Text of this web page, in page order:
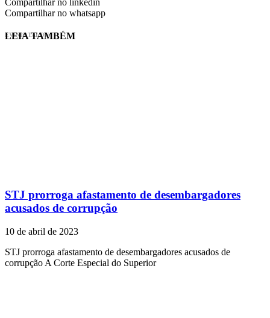
Compartilhar no linkedin
Compartilhar no whatsapp
EVINIS TALON
LEIA TAMBÉM
STJ prorroga afastamento de desembargadores
acusados de corrupção
10 de abril de 2023
STJ prorroga afastamento de desembargadores acusados de
corrupção A Corte Especial do Superior